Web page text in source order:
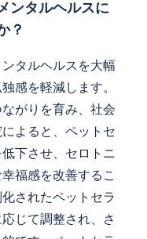
ンタルヘルスに
？
タルヘルスを大幅
感を軽減します。
がりを育み、社会
よると、ペットセ
下させ、セロトニ
福感を改善するこ
されたペットセラ
じて調整され、さ